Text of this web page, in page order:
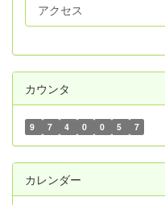
アクセス
カウンタ
9 7 4 0 0 5 7
カレンダー